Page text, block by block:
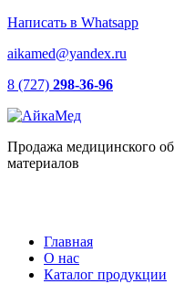
Написать в Whatsapp
aikamed@yandex.ru
8 (727) 298-36-96
Продажа медицинского
материалов
Главная
О нас
Каталог продукции